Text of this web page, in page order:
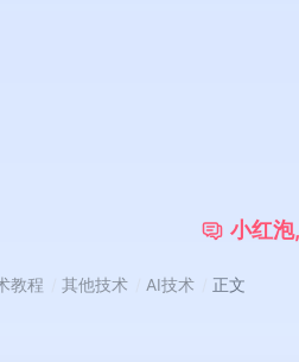
小红泡,
教程 其他技术 AI技术 正文